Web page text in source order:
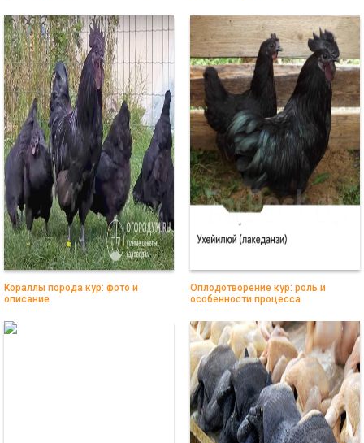
Кораллы порода кур: фото и
описание
Оплодотворение кур: роль и
особенности процесса